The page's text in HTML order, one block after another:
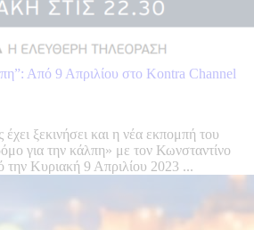
Από 9 Απριλίου στο Kontra Channel
ξεκινήσει και η νέα εκπομπή του
για την κάλπη» με τον Κωνσταντίνο
την Κυριακή 9 Απριλίου 2023 ...